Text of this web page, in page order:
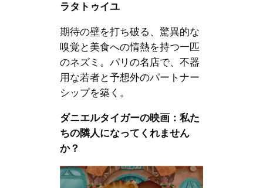
ラタトゥイユ
期待の壁を打ち破る、驚異的な
嗅覚と美食への情熱を持つ一匹
のネズミ。パリの名店で、不器
用な若者と予想外のパートナー
シップを築く。
ダニエルタイガーの映画：私た
ちの隣人になってくれません
か？